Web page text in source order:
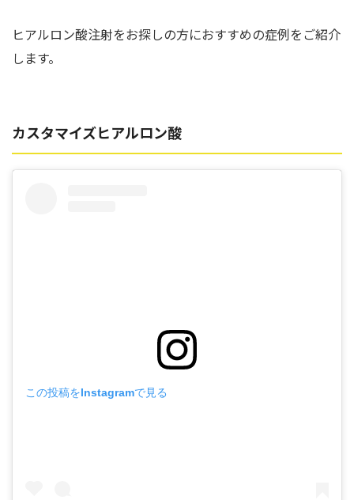
ヒアルロン酸注射をお探しの方におすすめの症例をご紹介
します。
カスタマイズヒアルロン酸
この投稿をInstagramで見る